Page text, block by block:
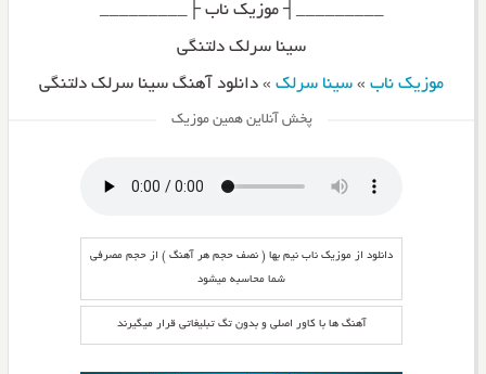
_________┤ موزیک ناب ├_________
سینا سرلک دلتنگی
موزیک ناب» سینا سرلک» دانلود آهنگ سینا سرلک دلتنگی
پخش آنلاین همین موزیک
دانلود از موزیک ناب نیم بها ( نصف حجم هر آهنگ ) از حجم مصرفی
شما محاسبه میشود
آهنگ ها با کاور اصلی و بدون تگ تبلیغاتی قرار میگیرند